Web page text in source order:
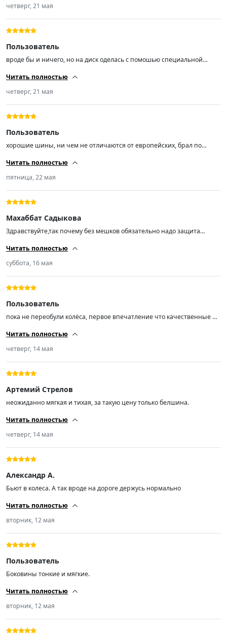
эти же сроки в основном).
четверг, 21 мая
Пользователь
вроде бы и ничего, но на диск оделась с помошью специальной
Читать полностью
четверг, 21 мая
Пользователь
хорошие шины, ни чем не отличаются от европейских, брал по
Читать полностью
пятница, 22 мая
Махаббат Садыкова
Здравствуйте,так почему без мешков обязательно надо защита
Читать полностью
суббота, 16 мая
Пользователь
пока не переобули колёса, первое впечатление что качественные и
Читать полностью
четверг, 14 мая
Артемий Стрелов
неожиданно мягкая и тихая, за такую цену только белшина.
Читать полностью
четверг, 14 мая
Александр А.
Бьют в колеса. А так вроде на дороге держусь нормально
Читать полностью
вторник, 12 мая
Пользователь
Боковины тонкие и мягкие.
Читать полностью
вторник, 12 мая